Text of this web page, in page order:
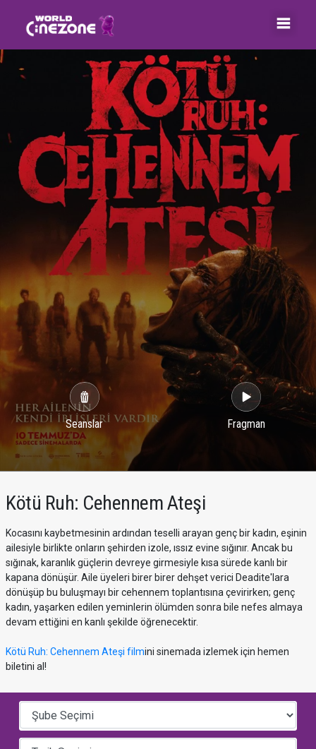
Seanslar Fragman
Kötü Ruh: Cehennem Ateşi
Kocasını kaybetmesinin ardından teselli arayan genç bir kadın, eşinin
ailesiyle birlikte onların şehirden izole, ıssız evine sığınır. Ancak bu
sığınak, karanlık güçlerin devreye girmesiyle kısa sürede kanlı bir
kapana dönüşür. Aile üyeleri birer birer dehşet verici Deadite'lara
dönüşüp bu buluşmayı bir cehennem toplantısına çevirirken; genç
kadın, yaşarken edilen yeminlerin ölümden sonra bile nefes almaya
devam ettiğini en kanlı şekilde öğrenecektir.
Kötü Ruh: Cehennem Ateşi filmini sinemada izlemek için hemen
biletini al!